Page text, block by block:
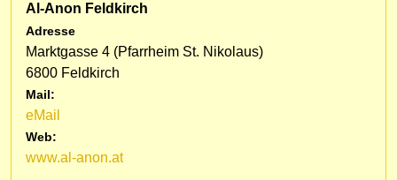
Al-Anon Feldkirch
Adresse
Marktgasse 4 (Pfarrheim St. Nikolaus)
6800 Feldkirch
Mail:
eMail
Web:
www.al-anon.at